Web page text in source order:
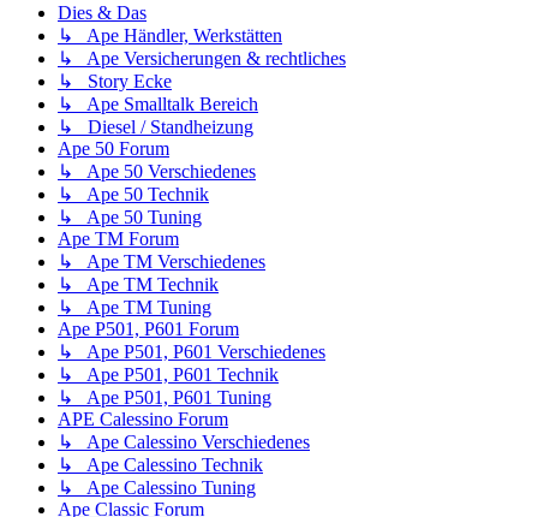
Dies & Das
↳ Ape Händler, Werkstätten
↳ Ape Versicherungen & rechtliches
↳ Story Ecke
↳ Ape Smalltalk Bereich
↳ Diesel / Standheizung
Ape 50 Forum
↳ Ape 50 Verschiedenes
↳ Ape 50 Technik
↳ Ape 50 Tuning
Ape TM Forum
↳ Ape TM Verschiedenes
↳ Ape TM Technik
↳ Ape TM Tuning
Ape P501, P601 Forum
↳ Ape P501, P601 Verschiedenes
↳ Ape P501, P601 Technik
↳ Ape P501, P601 Tuning
APE Calessino Forum
↳ Ape Calessino Verschiedenes
↳ Ape Calessino Technik
↳ Ape Calessino Tuning
Ape Classic Forum